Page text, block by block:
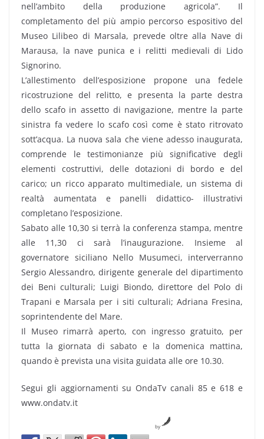
nell’ambito della produzione agricola”. Il
completamento del più ampio percorso espositivo del
Museo Lilibeo di Marsala, prevede oltre alla Nave di
Marausa, la nave punica e i relitti medievali di Lido
Signorino.
L’allestimento dell’esposizione propone una fedele
ricostruzione del relitto, e presenta la parte destra
dello scafo in assetto di navigazione, mentre la parte
sinistra fa vedere lo scafo così come è stato ritrovato
sott’acqua. La nuova sala che viene adesso inaugurata,
comprende le testimonianze più significative degli
elementi costruttivi, delle dotazioni di bordo e del
carico; un ricco apparato multimediale, un sistema di
realtà aumentata e panelli didattico- illustrativi
completano l’esposizione.
Sabato alle 10,30 si terrà la conferenza stampa, mentre
alle 11,30 ci sarà l’inaugurazione. Insieme al
governatore siciliano Nello Musumeci, interverranno
Sergio Alessandro, dirigente generale del dipartimento
dei Beni culturali; Luigi Biondo, direttore del Polo di
Trapani e Marsala per i siti culturali; Adriana Fresina,
soprintendente del Mare.
Il Museo rimarrà aperto, con ingresso gratuito, per
tutta la giornata di sabato e la domenica mattina,
quando è prevista una visita guidata alle ore 10.30.
Segui gli aggiornamenti su OndaTv canali 85 e 618 e
www.ondatv.it
by